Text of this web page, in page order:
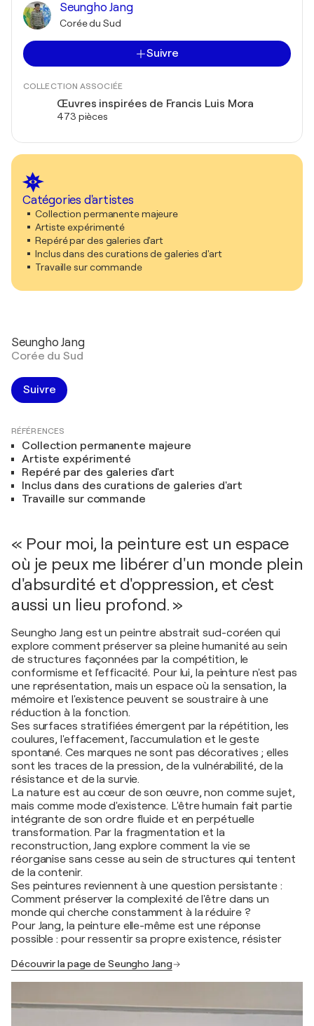
Seungho Jang
Corée du Sud
Suivre
COLLECTION ASSOCIÉE
Œuvres inspirées de Francis Luis Mora
473 pièces
Catégories d'artistes
Collection permanente majeure
Artiste expérimenté
Repéré par des galeries d'art
Inclus dans des curations de galeries d'art
Travaille sur commande
Seungho Jang
Corée du Sud
Suivre
RÉFÉRENCES
Collection permanente majeure
Artiste expérimenté
Repéré par des galeries d'art
Inclus dans des curations de galeries d'art
Travaille sur commande
« Pour moi, la peinture est un espace
où je peux me libérer d'un monde plein
d'absurdité et d'oppression, et c'est
aussi un lieu profond. »
Seungho Jang est un peintre abstrait sud-coréen qui
explore comment préserver sa pleine humanité au sein
de structures façonnées par la compétition, le
conformisme et l'efficacité. Pour lui, la peinture n'est pas
une représentation, mais un espace où la sensation, la
mémoire et l'existence peuvent se soustraire à une
réduction à la fonction.
Ses surfaces stratifiées émergent par la répétition, les
coulures, l'effacement, l'accumulation et le geste
spontané. Ces marques ne sont pas décoratives ; elles
sont les traces de la pression, de la vulnérabilité, de la
résistance et de la survie.
La nature est au cœur de son œuvre, non comme sujet,
mais comme mode d'existence. L'être humain fait partie
intégrante de son ordre fluide et en perpétuelle
transformation. Par la fragmentation et la
reconstruction, Jang explore comment la vie se
réorganise sans cesse au sein de structures qui tentent
de la contenir.
Ses peintures reviennent à une question persistante :
Comment préserver la complexité de l'être dans un
monde qui cherche constamment à la réduire ?
Pour Jang, la peinture elle-même est une réponse
possible : pour ressentir sa propre existence, résister
Découvrir la page de Seungho Jang